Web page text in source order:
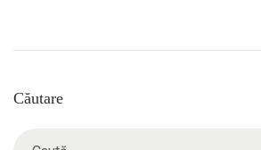
Căutare